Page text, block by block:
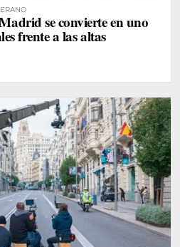
se convierte en uno
frente a las altas